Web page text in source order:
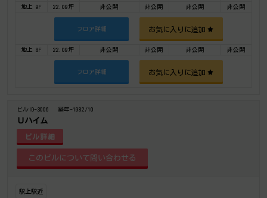
地上 9F
22.09坪 非公開 非公開 非公開 非公開
フロア詳細 お気に入りに追加
地上 8F 22.09坪 非公開 非公開 非公開 非公開
フロア詳細 お気に入りに追加
ビルID-3006 築年-1982/10
Ｕハイム
ビル詳細
駅上駅近